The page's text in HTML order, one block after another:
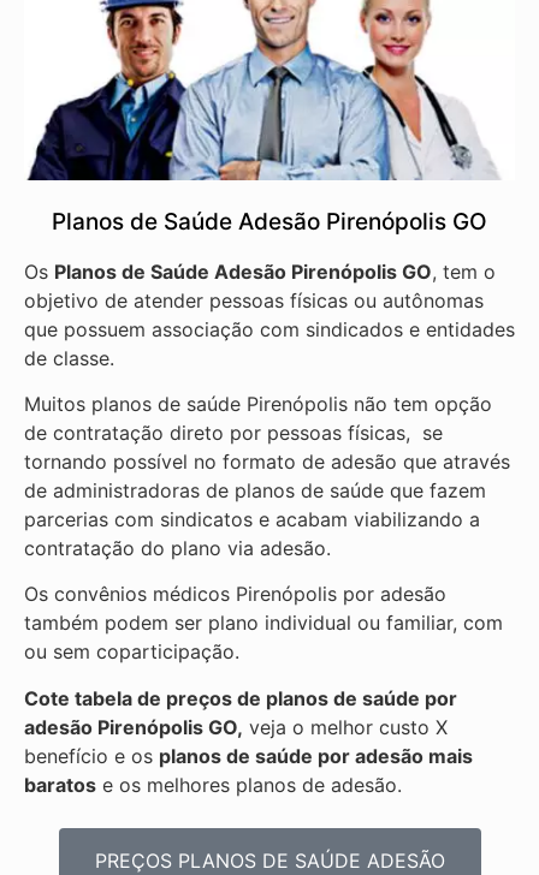
Planos de Saúde Adesão Pirenópolis GO
Os Planos de Saúde Adesão Pirenópolis GO, tem o
objetivo de atender pessoas físicas ou autônomas
que possuem associação com sindicados e entidades
de classe.
Muitos planos de saúde Pirenópolis não tem opção
de contratação direto por pessoas físicas, se
tornando possível no formato de adesão que através
de administradoras de planos de saúde que fazem
parcerias com sindicatos e acabam viabilizando a
contratação do plano via adesão.
Os convênios médicos Pirenópolis por adesão
também podem ser plano individual ou familiar, com
ou sem coparticipação.
Cote tabela de preços de planos de saúde por
adesão Pirenópolis GO, veja o melhor custo X
benefício e os planos de saúde por adesão mais
baratos e os melhores planos de adesão.
PREÇOS PLANOS DE SAÚDE ADESÃO